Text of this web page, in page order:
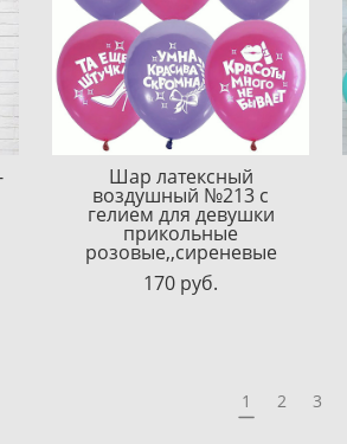
Шар латексный
воздушный №213 с
гелием для девушки
прикольные
розовые,,сиреневые
170 pуб.
1 2 3